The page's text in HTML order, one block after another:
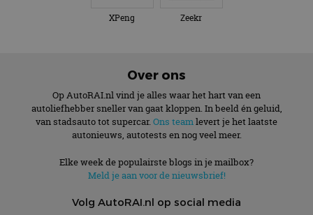
XPeng Zeekr
Over ons
Op AutoRAI.nl vind je alles waar het hart van een
autoliefhebber sneller van gaat kloppen. In beeld én geluid,
van stadsauto tot supercar. Ons teamlevert je het laatste
autonieuws, autotests en nog veel meer.
Elke week de populairste blogs in je mailbox?
Meld je aan voor de nieuwsbrief!
Volg AutoRAI.nl op social media